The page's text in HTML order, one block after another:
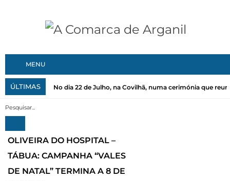
MENU
ÚLTIMAS No dia 22 de Julho, na Covilhã, numa cerimónia que
OLIVEIRA DO HOSPITAL –
TÁBUA: CAMPANHA “VALES
DE NATAL” TERMINA A 8 DE